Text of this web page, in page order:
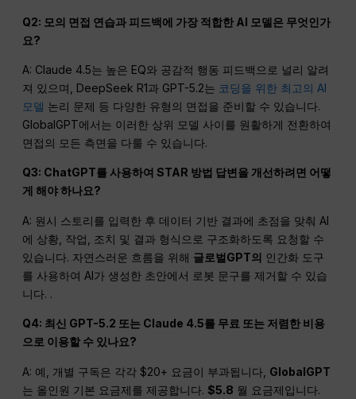
Q2: 모의 면접 연습과 피드백에 가장 적합한 AI 모델은 무엇인가
요?
A: Claude 4.5는 높은 EQ와 공감적 행동 피드백으로 널리 알려
져 있으며, DeepSeek R1과 GPT-5.2는 코딩을 위한 최고의 AI
모델 논리 문제 등 다양한 유형의 면접을 준비할 수 있습니다.
GlobalGPT에서는 이러한 상위 모델 사이를 원활하게 전환하여
면접의 모든 측면을 다룰 수 있습니다.
Q3: ChatGPT를 사용하여 STAR 방법 답변을 개선하려면 어떻
게 해야 하나요?
A: 원시 스토리를 입력한 후 데이터 기반 결과에 초점을 맞춰 AI
에 상황, 작업, 조치 및 결과 형식으로 구조화하도록 요청할 수
있습니다. 자연스러운 흐름을 위해 글로벌GPT의 인간화 도구
를 사용하여 AI가 생성한 초안에서 로봇 문구를 제거할 수 있습
니다. .
Q4: 최신 GPT-5.2 또는 Claude 4.5를 무료 또는 저렴한 비용
으로 이용할 수 있나요?
A: 예, 개별 구독은 각각 $20+ 요금이 부과됩니다, GlobalGPT
는 올인원 기본 요금제를 제공합니다.$5.8 월 요금제입니다.